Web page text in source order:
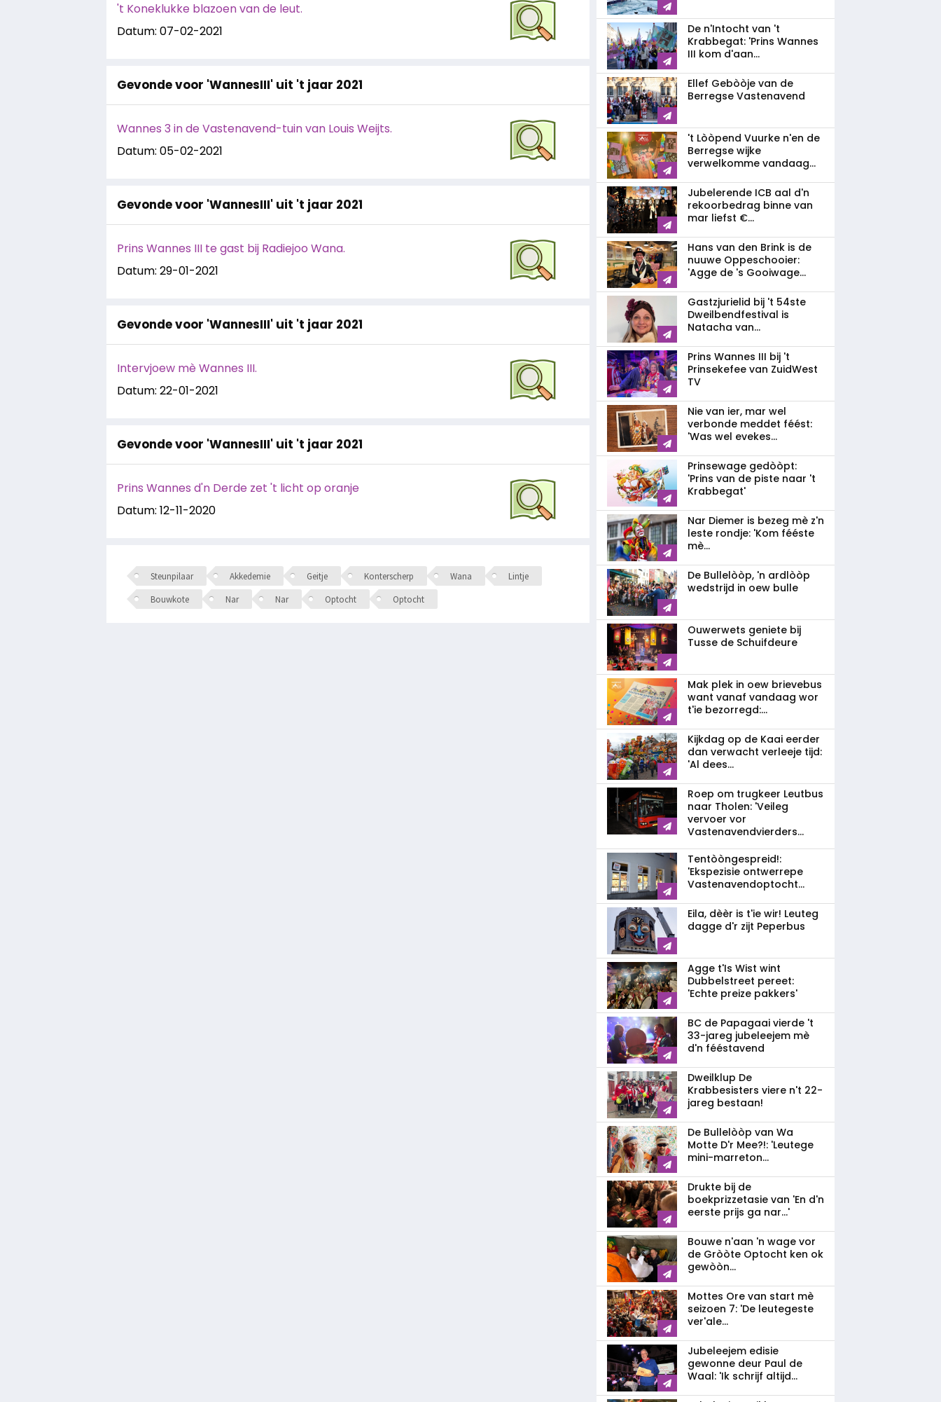
't Koneklukke blazoen van de leut.
Datum: 07-02-2021
Gevonde voor 'WannesIII' uit 't jaar 2021
Wannes 3 in de Vastenavend-tuin van Louis Weijts.
Datum: 05-02-2021
Gevonde voor 'WannesIII' uit 't jaar 2021
Prins Wannes III te gast bij Radiejoo Wana.
Datum: 29-01-2021
Gevonde voor 'WannesIII' uit 't jaar 2021
Intervjoew mè Wannes III.
Datum: 22-01-2021
Gevonde voor 'WannesIII' uit 't jaar 2021
Prins Wannes d'n Derde zet 't licht op oranje
Datum: 12-11-2020
Steunpilaar Akkedemie Geitje Konterscherp Wana
Lintje
Bouwkote
Nar Nar Optocht Optocht
De n'Intocht van 't
Krabbegat: 'Prins Wannes
III kom d'aan...
Ellef Gebòòje van de
Berregse Vastenavend
't Lòòpend Vuurke n'en de
Berregse wijke
verwelkomme vandaag...
Jubelerende ICB aal d'n
rekoorbedrag binne van
mar liefst €...
Hans van den Brink is de
nuuwe Oppeschooier:
'Agge de 's Gooiwage...
Gastzjurielid bij 't 54ste
Dweilbendfestival is
Natacha van...
Prins Wannes III bij 't
Prinsekefee van ZuidWest
TV
Nie van ier, mar wel
verbonde meddet féést:
'Was wel evekes...
Prinsewage gedòòpt:
'Prins van de piste naar 't
Krabbegat'
Nar Diemer is bezeg mè z'n
leste rondje: 'Kom fééste
mè...
De Bullelòòp, 'n ardlòòp
wedstrijd in oew bulle
Ouwerwets geniete bij
Tusse de Schuifdeure
Mak plek in oew brievebus
want vanaf vandaag wor
t'ie bezorregd:...
Kijkdag op de Kaai eerder
dan verwacht verleeje tijd:
'Al dees...
Roep om trugkeer Leutbus
naar Tholen: 'Veileg
vervoer vor
Vastenavendvierders...
Tentòòngespreid!:
'Ekspezisie ontwerrepe
Vastenavendoptocht...
Eila, dèèr is t'ie wir! Leuteg
dagge d'r zijt Peperbus
Agge t'Is Wist wint
Dubbelstreet pereet:
'Echte preize pakkers'
BC de Papagaai vierde 't
33-jareg jubeleejem mè
d'n fééstavend
Dweilklup De
Krabbesisters viere n't 22-
jareg bestaan!
De Bullelòòp van Wa
Motte D'r Mee?!: 'Leutege
mini-marreton...
Drukte bij de
boekprizzetasie van 'En d'n
eerste prijs ga nar...'
Bouwe n'aan 'n wage vor
de Gròòte Optocht ken ok
gewòòn...
Mottes Ore van start mè
seizoen 7: 'De leutegeste
ver'ale...
Jubeleejem edisie
gewonne deur Paul de
Waal: 'Ik schrijf altijd...